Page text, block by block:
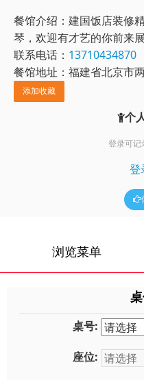
餐馆介绍： 建国饭店装修
琴，欢迎有才艺的你前来
联系电话： 13710434870
餐馆地址：福建省北京市
添加收藏
个
登录可记
登
浏览菜单
桌号:
座位: